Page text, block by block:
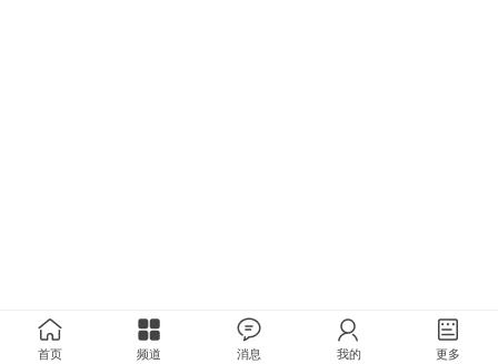
首页 频道 消息 我的 更多